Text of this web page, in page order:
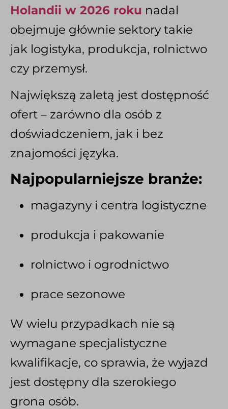
Holandii w 2026 roku nadal
obejmuje głównie sektory takie
jak logistyka, produkcja, rolnictwo
czy przemysł.
Największą zaletą jest dostępność
ofert – zarówno dla osób z
doświadczeniem, jak i bez
znajomości języka.
Najpopularniejsze branże:
magazyny i centra logistyczne
produkcja i pakowanie
rolnictwo i ogrodnictwo
prace sezonowe
W wielu przypadkach nie są
wymagane specjalistyczne
kwalifikacje, co sprawia, że wyjazd
jest dostępny dla szerokiego
grona osób.